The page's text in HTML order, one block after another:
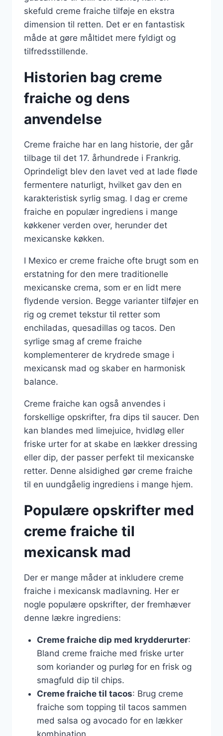
skefuld creme fraiche tilføje en ekstra
dimension til retten. Det er en fantastisk
måde at gøre måltidet mere fyldigt og
tilfredsstillende.
Historien bag creme
fraiche og dens
anvendelse
Creme fraiche har en lang historie, der går
tilbage til det 17. århundrede i Frankrig.
Oprindeligt blev den lavet ved at lade fløde
fermentere naturligt, hvilket gav den en
karakteristisk syrlig smag. I dag er creme
fraiche en populær ingrediens i mange
køkkener verden over, herunder det
mexicanske køkken.
I Mexico er creme fraiche ofte brugt som en
erstatning for den mere traditionelle
mexicanske crema, som er en lidt mere
flydende version. Begge varianter tilføjer en
rig og cremet tekstur til retter som
enchiladas, quesadillas og tacos. Den
syrlige smag af creme fraiche
komplementerer de krydrede smage i
mexicansk mad og skaber en harmonisk
balance.
Creme fraiche kan også anvendes i
forskellige opskrifter, fra dips til saucer. Den
kan blandes med limejuice, hvidløg eller
friske urter for at skabe en lækker dressing
eller dip, der passer perfekt til mexicanske
retter. Denne alsidighed gør creme fraiche
til en uundgåelig ingrediens i mange hjem.
Populære opskrifter med
creme fraiche til
mexicansk mad
Der er mange måder at inkludere creme
fraiche i mexicansk madlavning. Her er
nogle populære opskrifter, der fremhæver
denne lækre ingrediens:
Creme fraiche dip med krydderurter:
Bland creme fraiche med friske urter
som koriander og purløg for en frisk og
smagfuld dip til chips.
Creme fraiche til tacos: Brug creme
fraiche som topping til tacos sammen
med salsa og avocado for en lækker
kombination.